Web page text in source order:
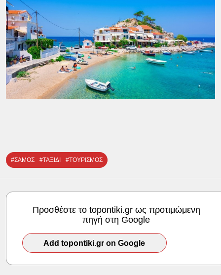
#ΣΑΜΟΣ #ΤΑΞΙΔΙ #ΤΟΥΡΙΣΜΟΣ
Προσθέστε το topontiki.gr ως προτιμώμενη
πηγή στη Google
Add topontiki.gr on Google